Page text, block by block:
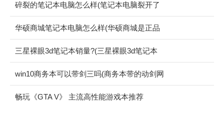
碎裂的笔记本电脑怎么样(笔记本电脑裂开了
可以修复吗)
华硕商城笔记本电脑怎么样(华硕商城是正品
吗)
三星裸眼3d笔记本销量?(三星裸眼3d笔记本
销量排行)
win10商务本可以带剑三吗(商务本带的动剑网
三吗)
畅玩《GTA V》 主流高性能游戏本推荐